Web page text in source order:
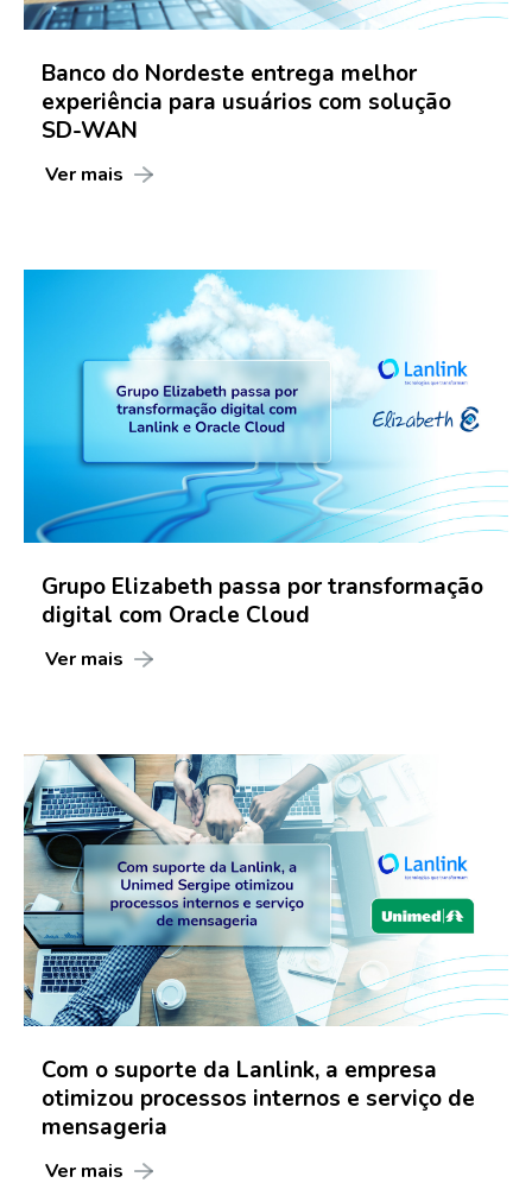
Banco do Nordeste entrega melhor
experiência para usuários com solução
SD-WAN
Ver mais
Grupo Elizabeth passa por transformação
digital com Oracle Cloud
Ver mais
Com o suporte da Lanlink, a empresa
otimizou processos internos e serviço de
mensageria
Ver mais